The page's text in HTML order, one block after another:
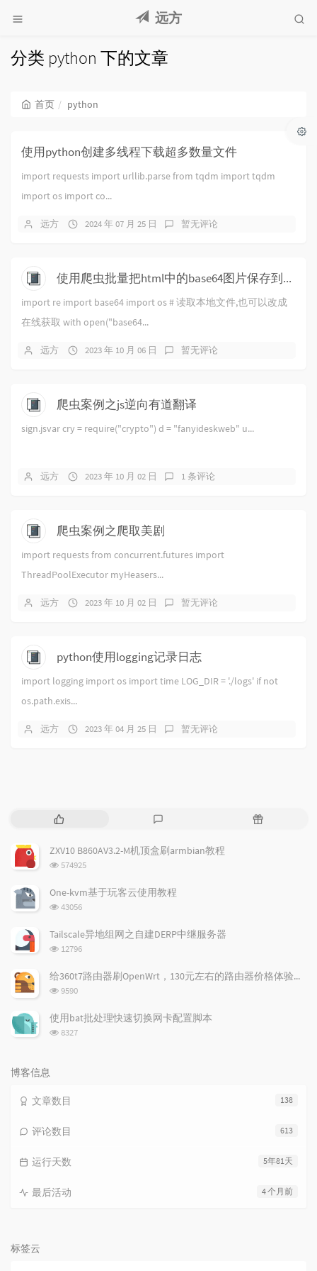
远方
分类 python 下的文章
首页 python
使用python创建多线程下载超多数量文件
import requests import urllib.parse from tqdm import tqdm
import os import co...
远方 2024 年 07 月 25 日 暂无评论
使用爬虫批量把html中的base64图片保存到本地
import re import base64 import os # 读取本地文件,也可以改成
在线获取 with open("base64...
远方 2023 年 10 月 06 日 暂无评论
爬虫案例之js逆向有道翻译
sign.jsvar cry = require("crypto") d = "fanyideskweb" u...
远方 2023 年 10 月 02 日 1 条评论
爬虫案例之爬取美剧
import requests from concurrent.futures import
ThreadPoolExecutor myHeasers...
远方 2023 年 10 月 02 日 暂无评论
python使用logging记录日志
import logging import os import time LOG_DIR = './logs' if not
os.path.exis...
远方 2023 年 04 月 25 日 暂无评论
热
文
章
评
论
随
ZXV10 B860AV3.2-M机顶盒刷armbian教程
浏
次
574925
One-kvm基于玩客云使用教程
浏
次
43056
Tailscale异地组网之自建DERP中继服务器
浏
次
12796
给360t7路由器刷OpenWrt，130元左右的路由器价格体验如何
浏
次
数:
9590
使用bat批处理快速切换网卡配置脚本
浏
8327
博客信息
138
文章数目
613
评论数目
5年81天
运行天数
4 个月前
最后活动
标签云